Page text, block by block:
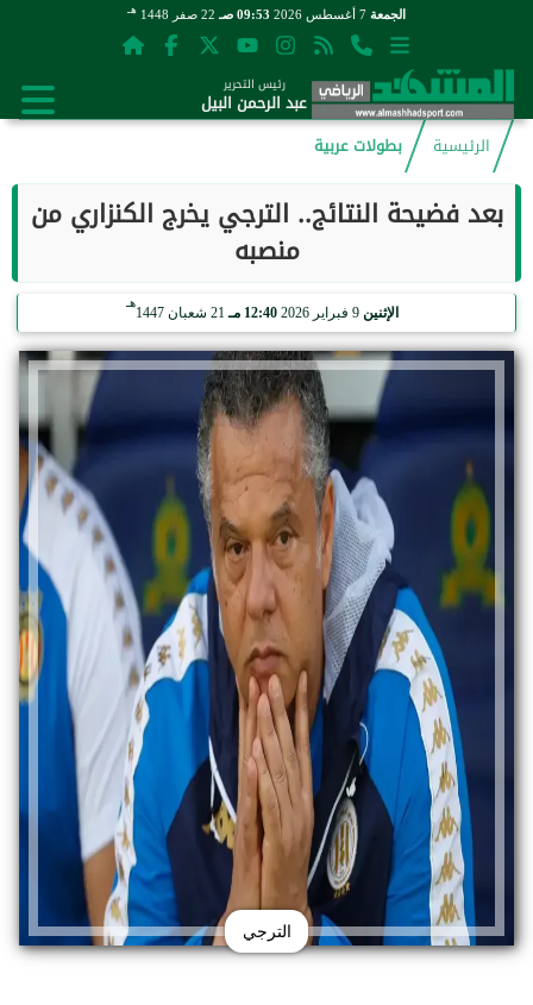
الجمعة 09:53 صـ 22 صفر 1448 هـ
رئيس التحرير
عبد الرحمن البيل
الرئيسية
بطولات عربية
بعد فضيحة النتائج.. الترجي يخرج الكنزاري من
منصبه
الإثنين 9 فبراير 2026 12:40 مـ 21 شعبان 1447
هـ
الترجي